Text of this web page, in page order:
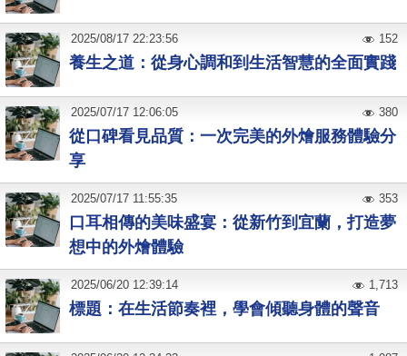
養生之道：從身心調和到生活智慧的全面實踐
2025/08/17 22:23:56 152
從口碑看見品質：一次完美的外燴服務體驗分
享
2025/07/17 12:06:05 380
口耳相傳的美味盛宴：從新竹到宜蘭，打造夢
想中的外燴體驗
2025/07/17 11:55:35 353
標題：在生活節奏裡，學會傾聽身體的聲音
2025/06/20 12:39:14 1,713